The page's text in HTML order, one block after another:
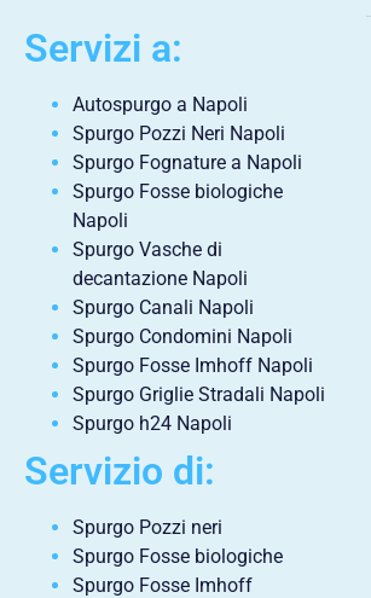
Servizi a:
Autospurgo a Napoli
Spurgo Pozzi Neri Napoli
Spurgo Fognature a Napoli
Spurgo Fosse biologiche
Napoli
Spurgo Vasche di
decantazione Napoli
Spurgo Canali Napoli
Spurgo Condomini Napoli
Spurgo Fosse Imhoff Napoli
Spurgo Griglie Stradali Napoli
Spurgo h24 Napoli
Servizio di:
Spurgo Pozzi neri
Spurgo Fosse biologiche
Spurgo Fosse Imhoff